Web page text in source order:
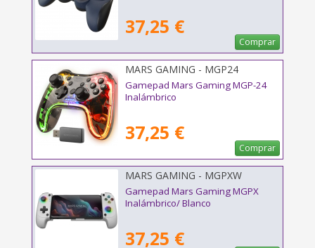
37,25 €
Comprar
MARS GAMING - MGP24
Gamepad Mars Gaming MGP-24
Inalámbrico
37,25 €
Comprar
MARS GAMING - MGPXW
Gamepad Mars Gaming MGPX
Inalámbrico/ Blanco
37,25 €